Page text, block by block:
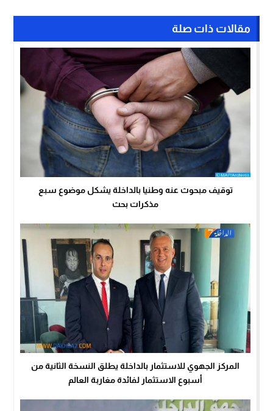
مقالات ذات صلة
توقيف مبحوث عنه وطنيا بالداخلة يشكل موضوع سبع
مذكرات بحث
المركز الجهوي للاستثمار بالداخلة يطلق النسخة الثانية من
أسبوع الاستثمار لفائدة مغاربة العالم